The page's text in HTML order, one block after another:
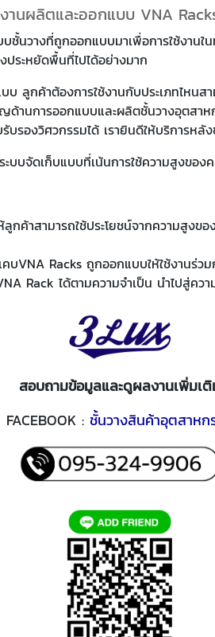
งานผลิตและออกแบบ VNA
ชั้นวางที่ถูกออกแบบมาเพื่อการใช้งาน
ประหยัดพื้นที่ไปได้อย่างมาก
ลูกค้าต้องการใช้งานกับประเภทไหนส
านการออกแบบและผลิตชั้นวางอุตสา
องวิศวกรรมได้ เรายินดีให้บริการหลั
บบจัดเก็บแบบที่เน้นการใช้ความสูงขอ
กค้าสามารถใช้ประโยชน์จากความสูง
VNA Racks ถูกออกแบบให้ใช้งานร่วม
Rack ได้ตามความจำเป็น นำไปสู่ค
สอบถามข้อมูลและดูผลงานเพิ่มเ
FACEBOOK : ชั้นวางสินค้าอุตสาหก